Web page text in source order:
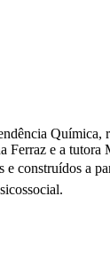
Química,
e a
construídos